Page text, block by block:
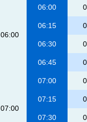
06:00
06:00
06:15
06:30
06:45
07:00
07:00
07:15
07:30